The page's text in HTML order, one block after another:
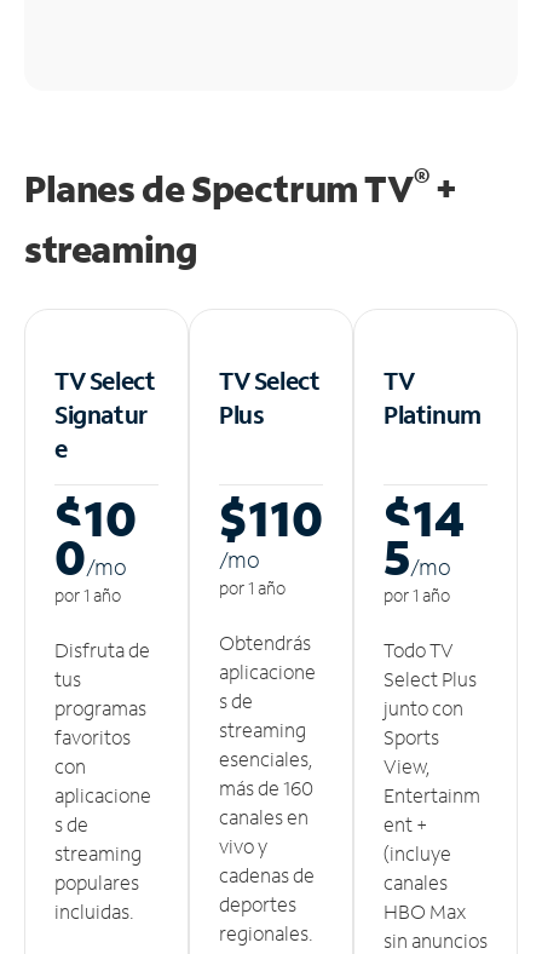
Planes de Spectrum TV®+
streaming
TV Select
Signatur
e
$10
0/mo
por 1 año
Disfruta de
tus
programas
favoritos
con
aplicacione
s de
streaming
populares
incluidas.
TV Select
Plus
$110
/mo
por 1 año
Obtendrás
aplicacione
s de
streaming
esenciales,
más de 160
canales en
vivo y
cadenas de
deportes
regionales.
TV
Platinum
$14
5/mo
por 1 año
Todo TV
Select Plus
junto con
Sports
View,
Entertainm
ent +
(incluye
canales
HBO Max
sin anuncios